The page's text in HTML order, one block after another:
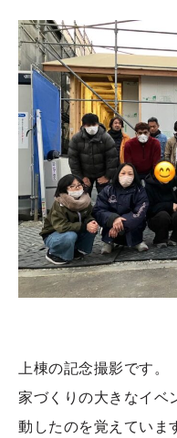
上棟の記念撮影です。
家づくりの大きなイベ
動したのを覚えていま